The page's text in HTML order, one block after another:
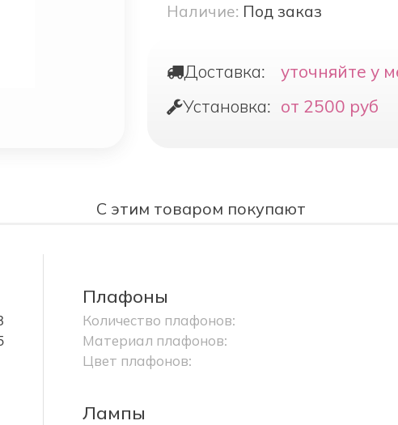
Наличие: Под заказ
Доставка:
уточняйте у
Установка: от 2500 руб
С этим товаром покупают
Плафоны
Количество плафонов:
Материал плафонов:
Цвет плафонов:
Лампы